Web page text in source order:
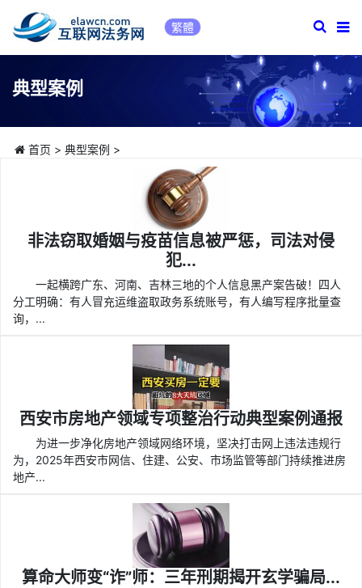
繁體
典型案例
首页 > 典型案例 >
非法窃取婚姻与疫苗信息被严惩，司法对侵
犯...
一起横跨广东、河南、吉林三地的个人信息黑产案告破！四人
分工明确：有人冒充运维盗取政务系统账号，有人编写程序批量查
询，...
西安市房地产领域专项整治行动典型案例通报
为进一步净化房地产领域网络环境，坚决打击网上违法违规行
为，2025年西安市网信、住建、公安、市场监管等部门持续推进房
地产...
算命大师变“诈”师：三年刑期揭开玄学骗局...